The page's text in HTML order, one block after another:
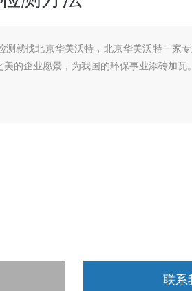
测就找北京华美沃特，北京华美沃特一家
的企业愿景，为我国的环保事业添砖加瓦。
联系